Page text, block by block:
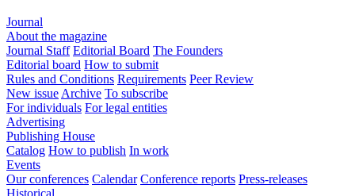
Journal
About the magazine
Journal Staff Editorial Board The Founders
Editorial board How to submit
Rules and Conditions Requirements Peer Review
New issue Archive To subscribe
For individuals For legal entities
Advertising
Publishing House
Catalog How to publish In work
Events
Our conferences Calendar Conference reports Press-releases
Historical